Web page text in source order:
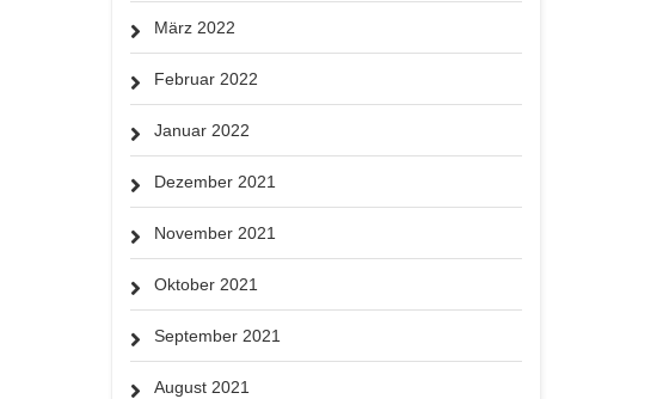
März 2022
Februar 2022
Januar 2022
Dezember 2021
November 2021
Oktober 2021
September 2021
August 2021